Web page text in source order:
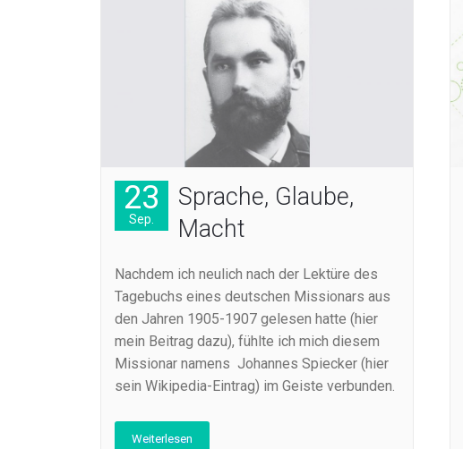
23
Sep.
Sprache, Glaube,
Macht
Nachdem ich neulich nach der Lektüre des
Tagebuchs eines deutschen Missionars aus
den Jahren 1905-1907 gelesen hatte (hier
mein Beitrag dazu), fühlte ich mich diesem
Missionar namens Johannes Spiecker (hier
sein Wikipedia-Eintrag) im Geiste verbunden.
Weiterlesen